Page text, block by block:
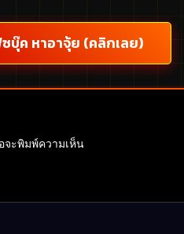
บุ๊ค หาอาจุ้ย (คลิกเลย)
จะพิมพ์ความเห็น